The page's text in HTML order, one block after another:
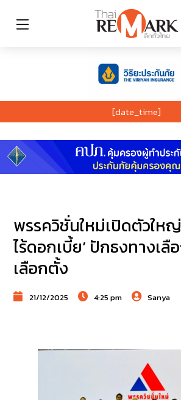
[date_time]
พรรควิชั่นใหม่เปิดตัวใหญ่
ไร้ดอกเบี้ย’ ปักธงทางเ
เลือกตั้ง
21/12/2025 4:25 pm Sanya